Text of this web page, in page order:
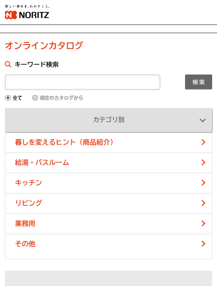
オンラインカタログ
キーワード検索
カテゴリ別
暮しを変えるヒント（商品紹介）
給湯・バスルーム
キッチン
リビング
業務用
その他